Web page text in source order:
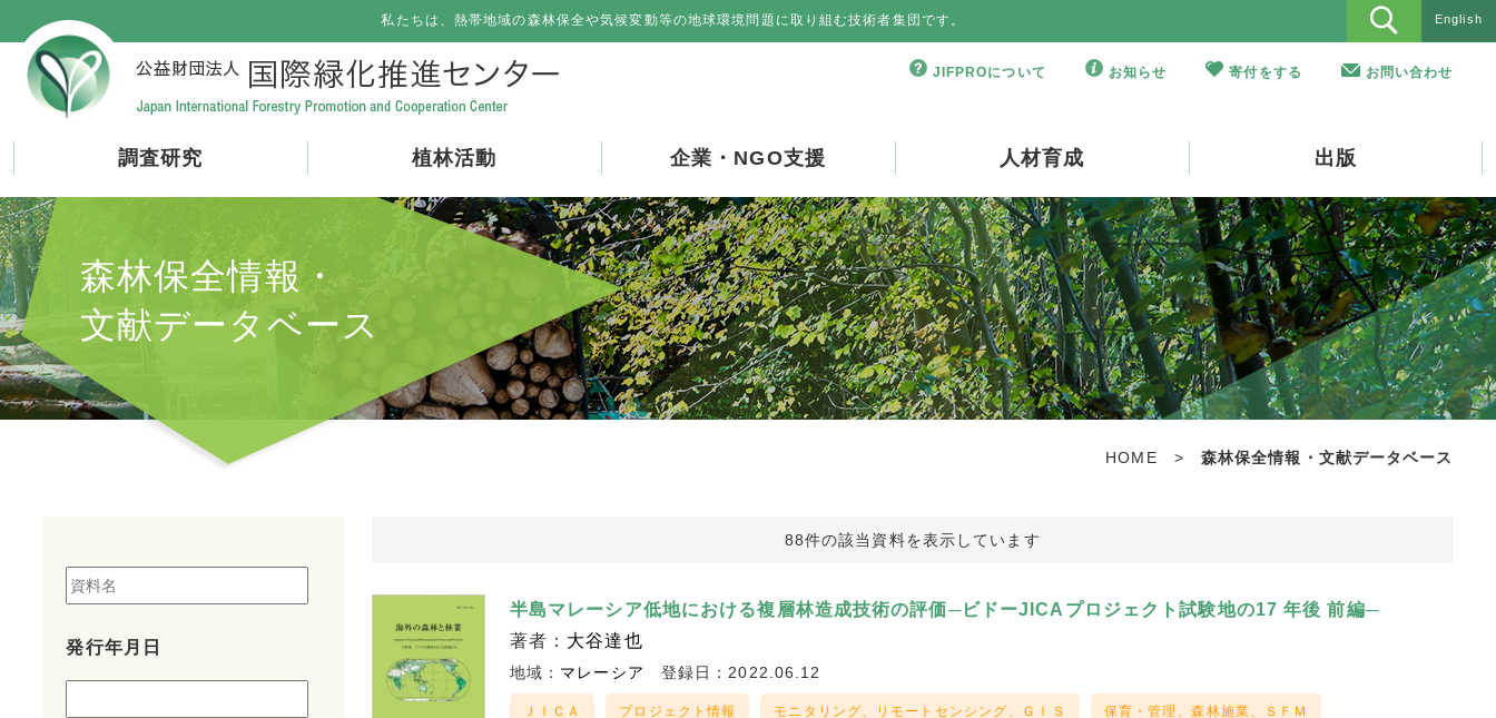
私たちは、熱帯地域の森林保全や気候変動等の地球環境問題に取り組む技術者集団です。 English
JIFPROについて お知らせ 寄付をする お問い合わせ
調査研究 植林活動 企業・NGO支援 人材育成 出版
森林保全情報・
文献データベース
HOME > 森林保全情報・文献データベース
発行年月日
88件の該当資料を表示しています
半島マレーシア低地における複層林造成技術の評価─ビドーJICAプロジェクト試験地の17 年後 前編─
著者： 大谷達也
地域： マレーシア 登録日：2022.06.12
ＪＩＣＡ プロジェクト情報 モニタリング、リモートセンシング、ＧＩＳ 保育・管理、森林施業、ＳＦＭ